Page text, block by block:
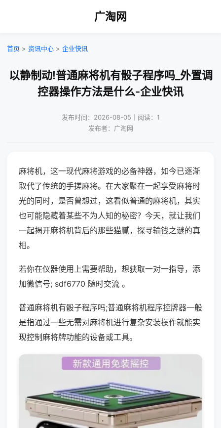
广淘网
首页 > 资讯中心 > 企业快讯
以静制动!普通麻将机有骰子程序吗_外置调
控器操作方法是什么-企业快讯
发布时间：2026-08-05｜阅读：1
发布者：广淘网
麻将机，这一现代麻将游戏的必备神器，如今已逐渐
取代了传统的手搓麻将。在大家聚在一起享受麻将时
光的同时，是否曾想过，这看似普通的麻将机，其实
也可能隐藏着某些不为人知的秘密？今天，就让我们
一起揭开麻将机背后的那些猫腻，探寻输钱之谜的真
相。
若你在仪器使用上需要帮助，想获取一对一指导，添
加微信号; sdf6770 随时交流 。
普通麻将机有骰子程序吗;普通麻将机程序控牌器一般
是指通过一些无需对麻将机进行复杂安装操作就能实
现控制麻将牌功能的设备或工具。